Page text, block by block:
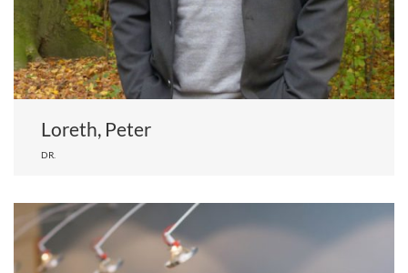
Loreth, Peter
DR.